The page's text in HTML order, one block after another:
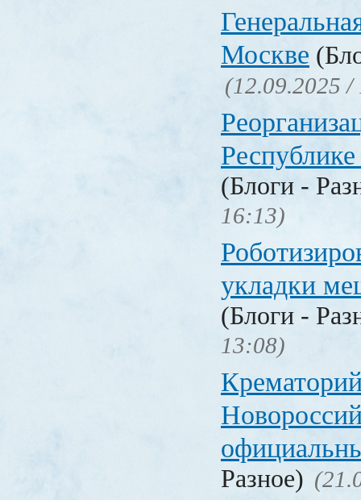
Москве
(12.09.2025 /
(Блоги -
16:13)
укладки
(Блоги -
13:08)
Разное)